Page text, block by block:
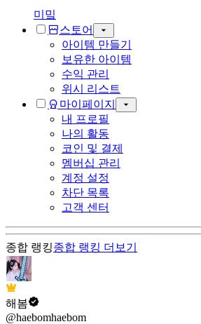
미밐
스토어
아이템 만들기
보유한 아이템
수익 관리
위시 리스트
마이페이지
내 프로필
나의 활동
코인 및 결제
멤버십 관리
계정 설정
차단 목록
고객 센터
종합 랭킹종합 랭킹 더보기
해봄
@haebomhaebom